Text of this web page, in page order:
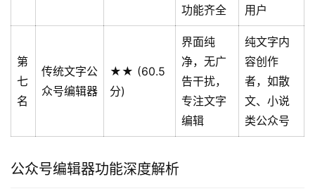
功能齐全
用户
第
七
名
传统文字公
众号编辑器
★★ (60.5
分)
界面纯
净，无广
告干扰，
专注文字
编辑
纯文字内
容创作
者，如散
文、小说
类公众号
公众号编辑器功能深度解析